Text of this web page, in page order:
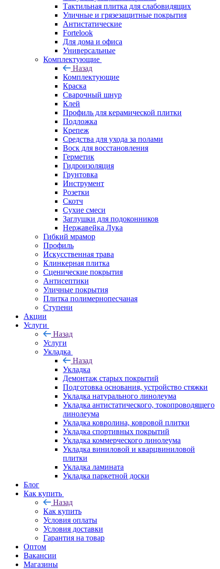
Тактильная плитка для слабовидящих
Уличные и грязезащитные покрытия
Антистатические
Fortelook
Для дома и офиса
Универсальные
Комплектующие
Назад
Комплектующие
Краска
Сварочный шнур
Клей
Профиль для керамической плитки
Подложка
Крепеж
Средства для ухода за полами
Воск для восстановления
Герметик
Гидроизоляция
Грунтовка
Инструмент
Розетки
Скотч
Сухие смеси
Заглушки для подоконников
Нержавейка Лука
Гибкий мрамор
Профиль
Искусственная трава
Клинкерная плитка
Сценические покрытия
Антисептики
Уличные покрытия
Плитка полимернопесчаная
Ступени
Акции
Услуги
Назад
Услуги
Укладка
Назад
Укладка
Демонтаж старых покрытий
Подготовка основания, устройство стяжки
Укладка натурального линолеума
Укладка антистатического, токопроводящего
линолеума
Укладка ковролина, ковровой плитки
Укладка спортивных покрытий
Укладка коммерческого линолеума
Укладка виниловой и кварцвиниловой
плитки
Укладка ламината
Укладка паркетной доски
Блог
Как купить
Назад
Как купить
Условия оплаты
Условия доставки
Гарантия на товар
Оптом
Вакансии
Магазины